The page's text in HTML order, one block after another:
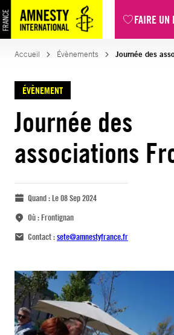
FAIRE UN
Accueil Évènements Journée des
ÉVÈNEMENT
Journée des
associations
Quand :Le 08 Sep 2024
Où :Frontignan
Contact :sete@amnestyfrance.fr